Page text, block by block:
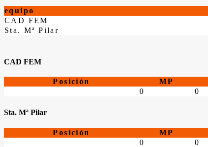
equipo
CAD FEM
Sta. Mª Pilar
CAD FEM
Posición MP
0
0
Sta. Mª Pilar
Posición MP
0
0